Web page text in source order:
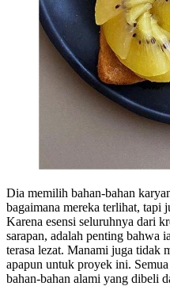
Dia memilih bahan-bahan
bagaimana mereka terlihat, tapi
Karena esensi seluruhnya dari
sarapan, adalah penting bahwa
terasa lezat. Manami juga tidak
apapun untuk proyek ini.
bahan-bahan alami yang dibeli